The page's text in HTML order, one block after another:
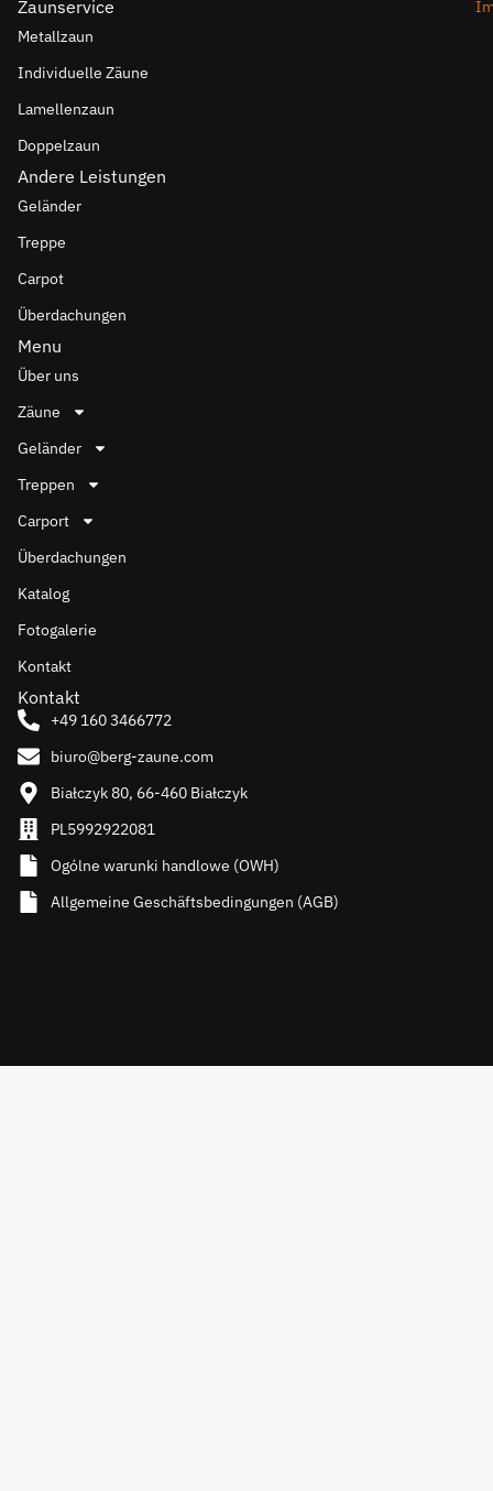
Zaunservice
Metallzaun
Individuelle Zäune
Lamellenzaun
Doppelzaun
Andere Leistungen
Geländer
Treppe
Carpot
Überdachungen
Menu
Über uns
Zäune
Geländer
Treppen
Carport
Überdachungen
Katalog
Fotogalerie
Kontakt
Kontakt
+49 160 3466772
biuro@berg-zaune.com
Białczyk 80, 66-460 Białczyk
PL5992922081
Ogólne warunki handlowe (OWH)
Allgemeine Geschäftsbedingungen (AGB)